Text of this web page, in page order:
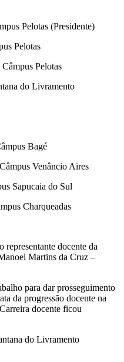
Pelotas (Presidente)
Pelotas
Pelotas
do Livramento
Bagé
Venâncio Aires
Sapucaia do Sul
Charqueadas
representante docente da
Martins da Cruz –
para dar prosseguimento
da progressão docente na
docente ficou
do Livramento